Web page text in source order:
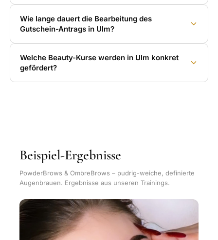
Wie lange dauert die Bearbeitung des
Gutschein-Antrags in Ulm?
Welche Beauty-Kurse werden in Ulm konkret
gefördert?
Beispiel-Ergebnisse
PowderBrows & OmbreBrows – pudrig-weiche, definierte
Augenbrauen. Ergebnisse aus unseren Trainings.